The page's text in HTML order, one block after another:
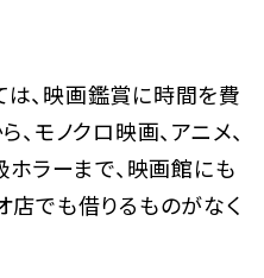
、映画鑑賞に時間を費
、モノクロ映画、アニメ、
ホラーまで、映画館にも
店でも借りるものがなく